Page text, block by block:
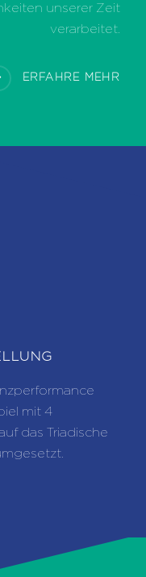
unserer Zeit
verarbeitet.
ERFAHRE MEHR
mit 4
das Triadische